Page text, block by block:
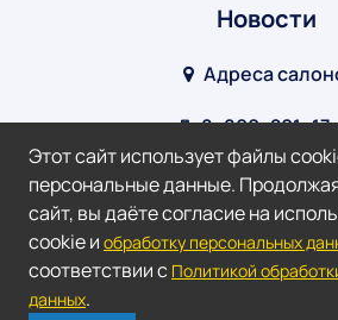
Новости
Адреса
info@optik-
Мы в соц. сетях:
Этот сайт использует файлы
персональные данные.
сайт, вы даёте согласие на
cookie и обработку персональных
соответствии с Политикой
данных.